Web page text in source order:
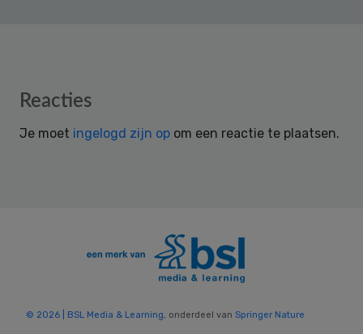
Reader
Reacties
Je moet ingelogd zijn op om een reactie te plaatsen.
© 2026 | BSL Media & Learning, onderdeel van Springer Nature